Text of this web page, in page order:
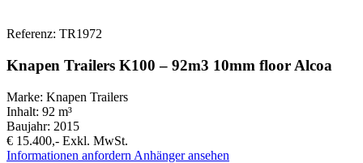
Referenz: TR1972
Knapen Trailers K100 – 92m3 10mm floor Alcoa
Marke: Knapen Trailers
Inhalt: 92 m³
Baujahr: 2015
€ 15.400,- Exkl. MwSt.
Informationen anfordern Anhänger ansehen